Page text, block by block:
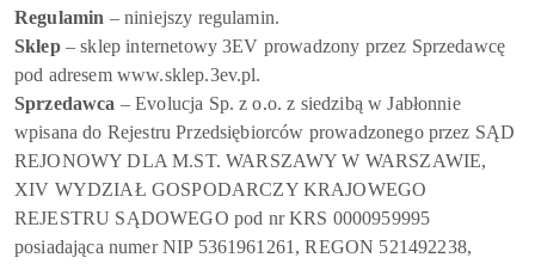
Regulamin – niniejszy regulamin.
Sklep– sklep internetowy 3EV prowadzony przez Sprzedawcę
pod adresem www.sklep.3ev.pl.
Sprzedawca – Evolucja Sp. z o.o. z siedzibą w Jabłonnie
wpisana do Rejestru Przedsiębiorców prowadzonego przez SĄD
REJONOWY DLA M.ST. WARSZAWY W WARSZAWIE,
XIV WYDZIAŁ GOSPODARCZY KRAJOWEGO
REJESTRU SĄDOWEGO pod nr KRS 0000959995
posiadająca numer NIP 5361961261, REGON 521492238,